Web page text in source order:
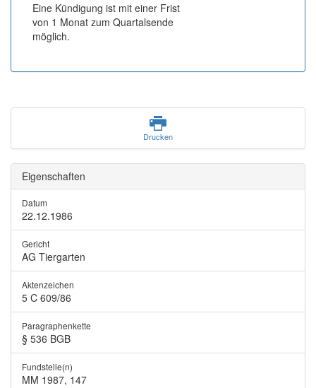
Eine Kündigung ist mit einer Frist
von 1 Monat zum Quartalsende
möglich.
Drucken
Eigenschaften
Datum
22.12.1986
Gericht
AG Tiergarten
Aktenzeichen
5 C 609/86
Paragraphenkette
§ 536 BGB
Fundstelle(n)
MM 1987, 147